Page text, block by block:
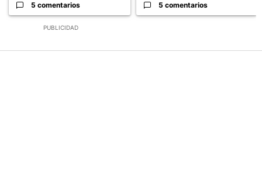
PUBLICIDAD
5 comentarios 5 comentarios